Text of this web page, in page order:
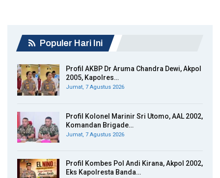
Populer Hari Ini
Profil AKBP Dr Aruma Chandra Dewi, Akpol
2005, Kapolres…
Jumat, 7 Agustus 2026
Profil Kolonel Marinir Sri Utomo, AAL 2002,
Komandan Brigade…
Jumat, 7 Agustus 2026
Profil Kombes Pol Andi Kirana, Akpol 2002,
Eks Kapolresta Banda…